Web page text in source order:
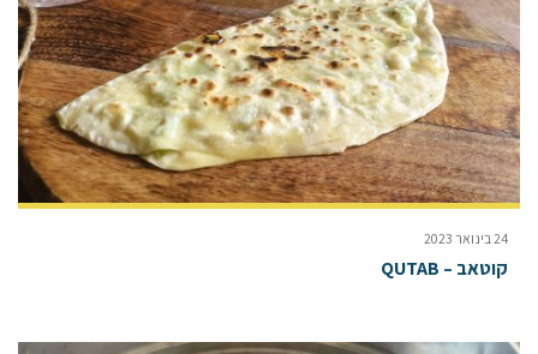
24 בינואר 2023
קוטאב – QUTAB